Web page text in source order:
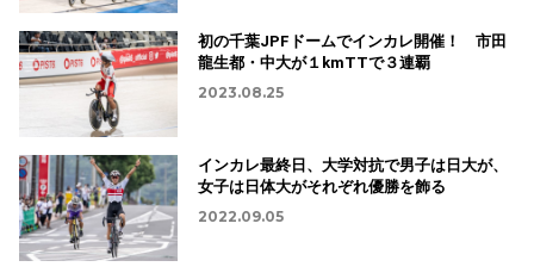
初の千葉JPFドームでインカレ開催！ 市田
龍生都・中大が１kmTTで３連覇
2023.08.25
インカレ最終日、大学対抗で男子は日大が、
女子は日体大がそれぞれ優勝を飾る
2022.09.05